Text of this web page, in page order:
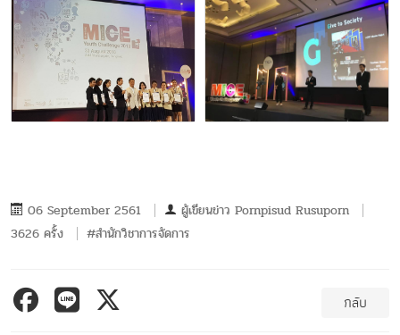
06 September 2561 ผู้เขียนข่าว Pornpisud Rusuporn
3626 ครั้ง
#สำนักวิชาการจัดการ
กลับ